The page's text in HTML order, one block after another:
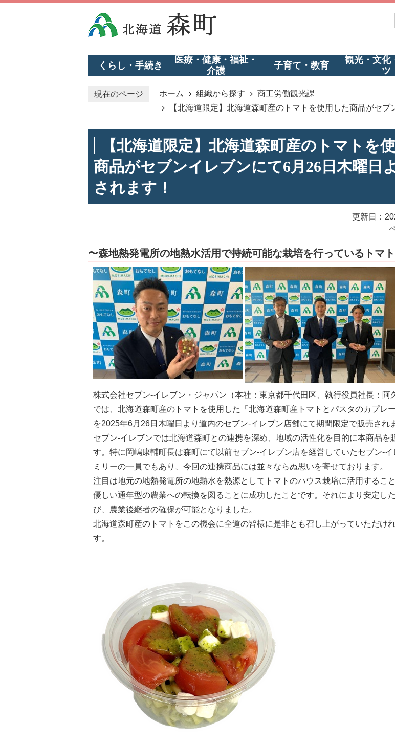
くらし・手続き
医療・健康・福祉・
介護
子育て・教育
観光・文化
ツ
現在のページ ホーム 組織から探す
商工労働観光課
【北海道限定】北海道森町産のトマトを使用した商品がセ
【北海道限定】北海道森町産のトマトを
商品がセブンイレブンにて6月26日木曜日
されます！
更新日：
〜森地熱発電所の地熱水活用で持続可能な栽培を行っているトマ
株式会社セブン-イレブン・ジャパン（本社：東京都千代田区、執行役員社長：阿
では、北海道森町産のトマトを使用した「北海道森町産トマトとパスタのカプレー
を2025年6月26日木曜日より道内のセブン-イレブン店舗にて期間限定で販売され
セブン‐イレブンでは北海道森町との連携を深め、地域の活性化を目的に本商品を
す。特に岡嶋康輔町長は森町にて以前セブン-イレブン店を経営していたセブン‐
ミリーの一員でもあり、今回の連携商品には並々ならぬ思いを寄せております。
注目は地元の地熱発電所の地熱水を熱源としてトマトのハウス栽培に活用するこ
優しい通年型の農業への転換を図ることに成功したことです。それにより安定し
び、農業後継者の確保が可能となりました。
北海道森町産のトマトをこの機会に全道の皆様に是非とも召し上がっていただけ
す。